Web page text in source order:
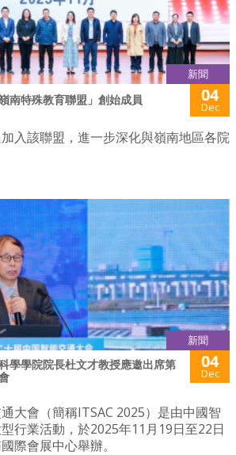
新聞
南特殊教育聯盟」創始成員 04
Dec
入該聯盟，進一步深化與嶺南地區各院
新聞
學學院院長杜文才教授應邀出席第
04
Dec
大會（簡稱ITSAC 2025）是由中國智
行業活動，於2025年11月19日至22日
際會展中心舉辦。